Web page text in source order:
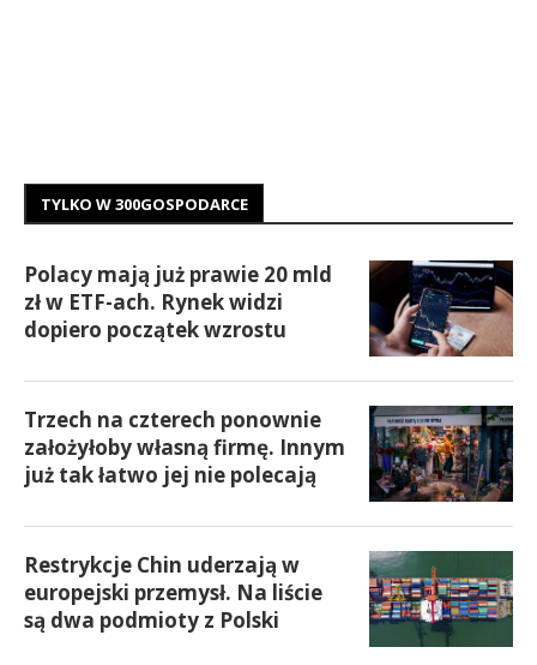
TYLKO W 300GOSPODARCE
Polacy mają już prawie 20 mld
zł w ETF-ach. Rynek widzi
dopiero początek wzrostu
Trzech na czterech ponownie
założyłoby własną firmę. Innym
już tak łatwo jej nie polecają
Restrykcje Chin uderzają w
europejski przemysł. Na liście
są dwa podmioty z Polski